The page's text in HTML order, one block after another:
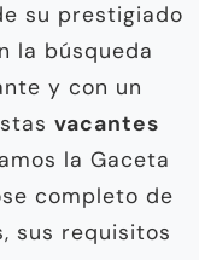
su prestigiado
la búsqueda
y con un
vacantes
la Gaceta
completo de
sus requisitos